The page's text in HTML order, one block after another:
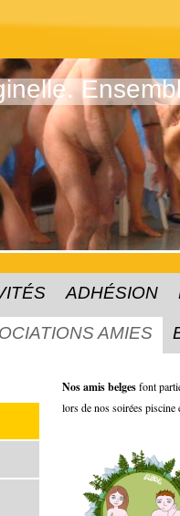
ADHÉSION
AMIES
Nos amis belgesfont
lors de nos soirées